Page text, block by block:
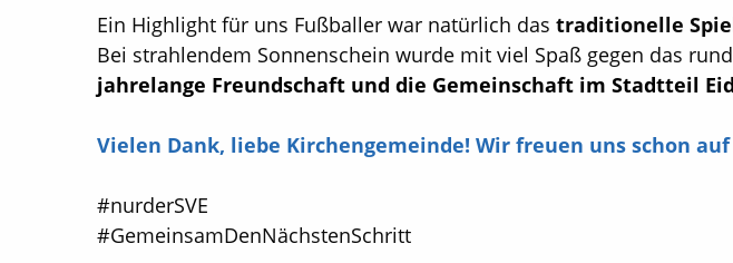
Ein Highlight für uns Fußballer war natürlich das traditionelle
Bei strahlendem Sonnenschein wurde mit viel Spaß gegen das
jahrelange Freundschaft und die Gemeinschaft im Stadtteil
Vielen Dank, liebe Kirchengemeinde! Wir freuen uns schon
#nurderSVE
#GemeinsamDenNächstenSchritt